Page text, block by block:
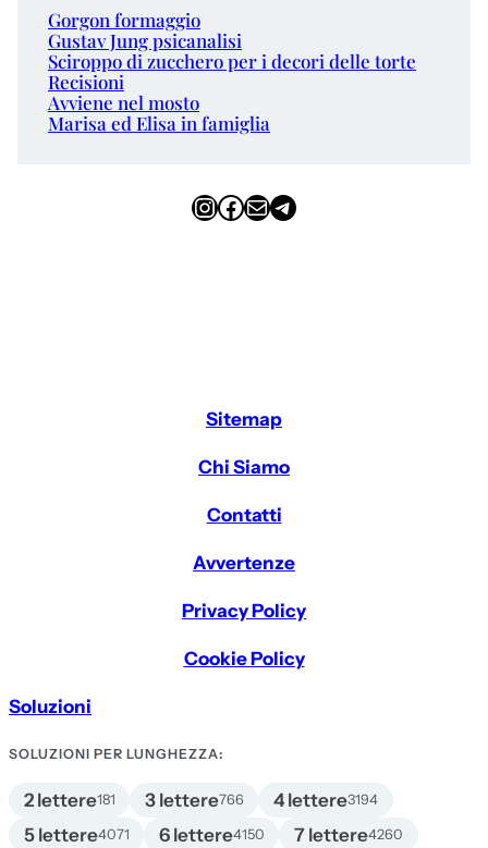
Gorgon formaggio
Gustav Jung psicanalisi
Sciroppo di zucchero per i decori delle torte
Recisioni
Avviene nel mosto
Marisa ed Elisa in famiglia
InstagramFacebook Email Telegram
Sitemap
Chi Siamo
Contatti
Avvertenze
Privacy Policy
Cookie Policy
Soluzioni
SOLUZIONI PER LUNGHEZZA:
2 lettere181 3 lettere766 4 lettere3194
5 lettere4071 6 lettere4150 7 lettere4260